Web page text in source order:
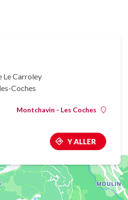
Le Carroley
Coches
Montchavin - Les Coches
Y ALLER